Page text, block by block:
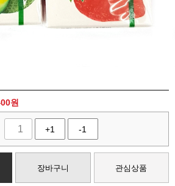
원
+1 -1
장바구니 관심상품